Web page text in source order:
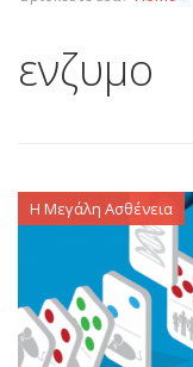
ενζυμο
Η Μεγάλη Ασθένεια